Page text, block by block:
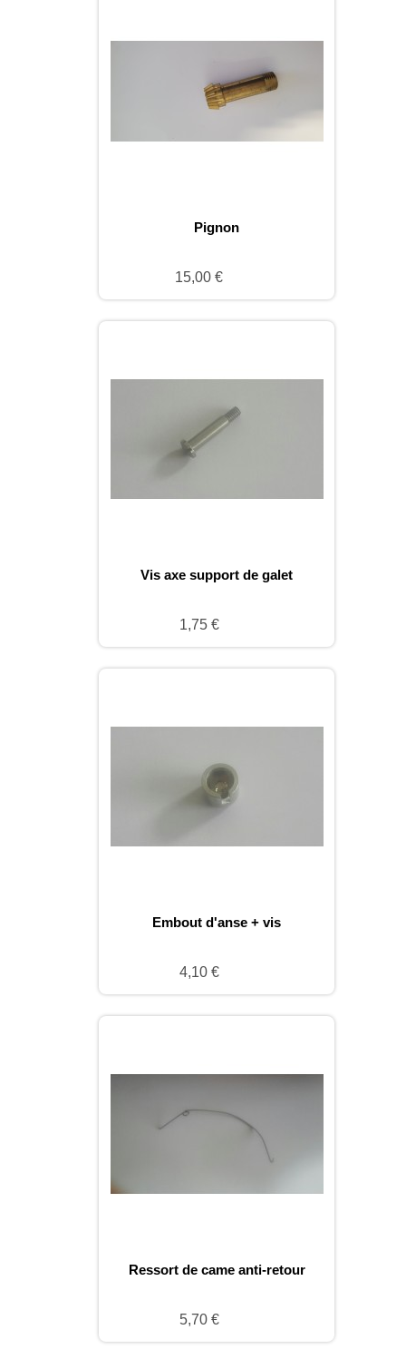
Pignon
15,00 €
Vis axe support de galet
1,75 €
Embout d'anse + vis
4,10 €
Ressort de came anti-retour
5,70 €